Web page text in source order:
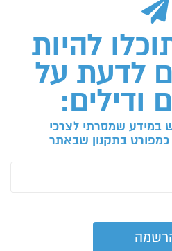
להיות
לדעת על
ודילים:
שמסרתי לצרכי
כמפורט בתקנון שבאתר